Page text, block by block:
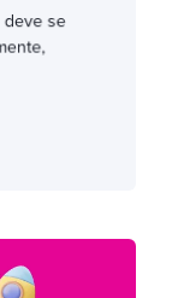
deve se